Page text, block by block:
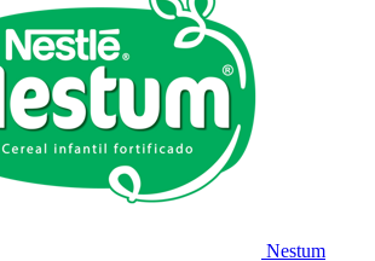
Nestum